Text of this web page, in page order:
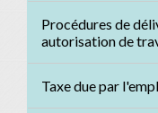
Procédures de
autorisation de
Taxe due par